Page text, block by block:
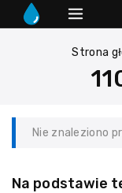
Strona
Nie znaleziono
Na podstawie